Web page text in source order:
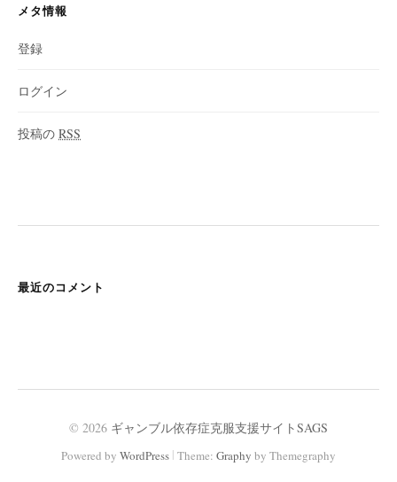
メタ情報
登録
ログイン
投稿の RSS
最近のコメント
© 2026 ギャンブル依存症克服支援サイトSAGS
Powered by WordPress | Theme: Graphy by Themegraphy